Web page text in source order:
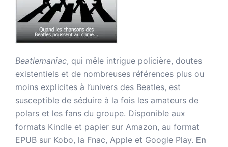
Beatlemaniac, qui mêle intrigue policière, doutes
existentiels et de nombreuses références plus ou
moins explicites à l’univers des Beatles, est
susceptible de séduire à la fois les amateurs de
polars et les fans du groupe. Disponible aux
formats Kindle et papier sur Amazon, au format
EPUB sur Kobo, la Fnac, Apple et Google Play. En